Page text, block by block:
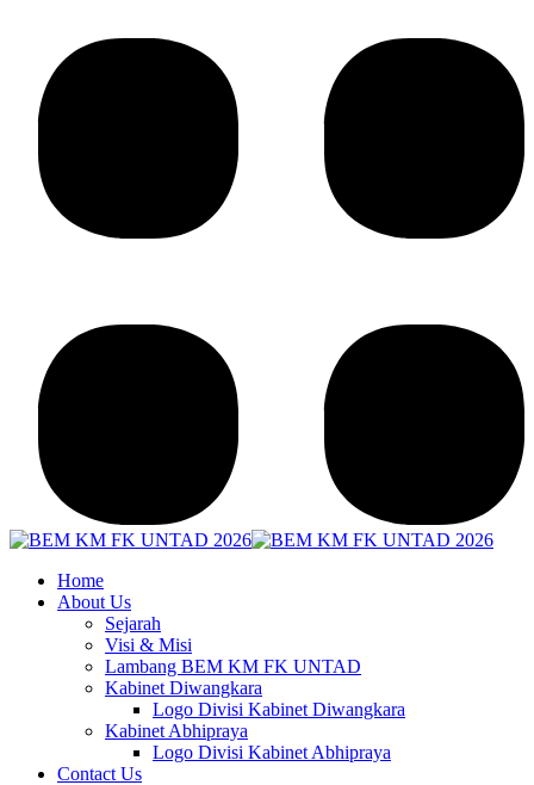
Home
About Us
Sejarah
Visi & Misi
Lambang BEM KM FK UNTAD
Kabinet Diwangkara
Logo Divisi Kabinet Diwangkara
Kabinet Abhipraya
Logo Divisi Kabinet Abhipraya
Contact Us